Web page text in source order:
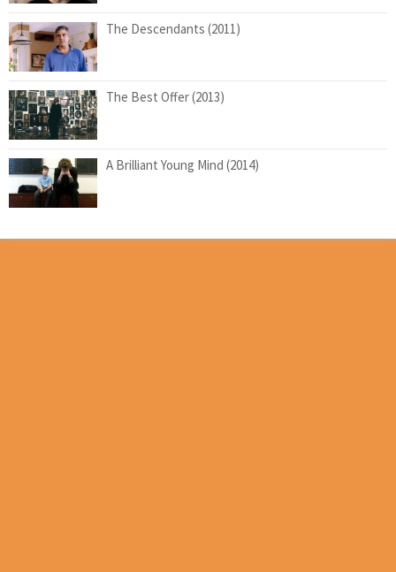
The Descendants (2011)
The Best Offer (2013)
A Brilliant Young Mind (2014)